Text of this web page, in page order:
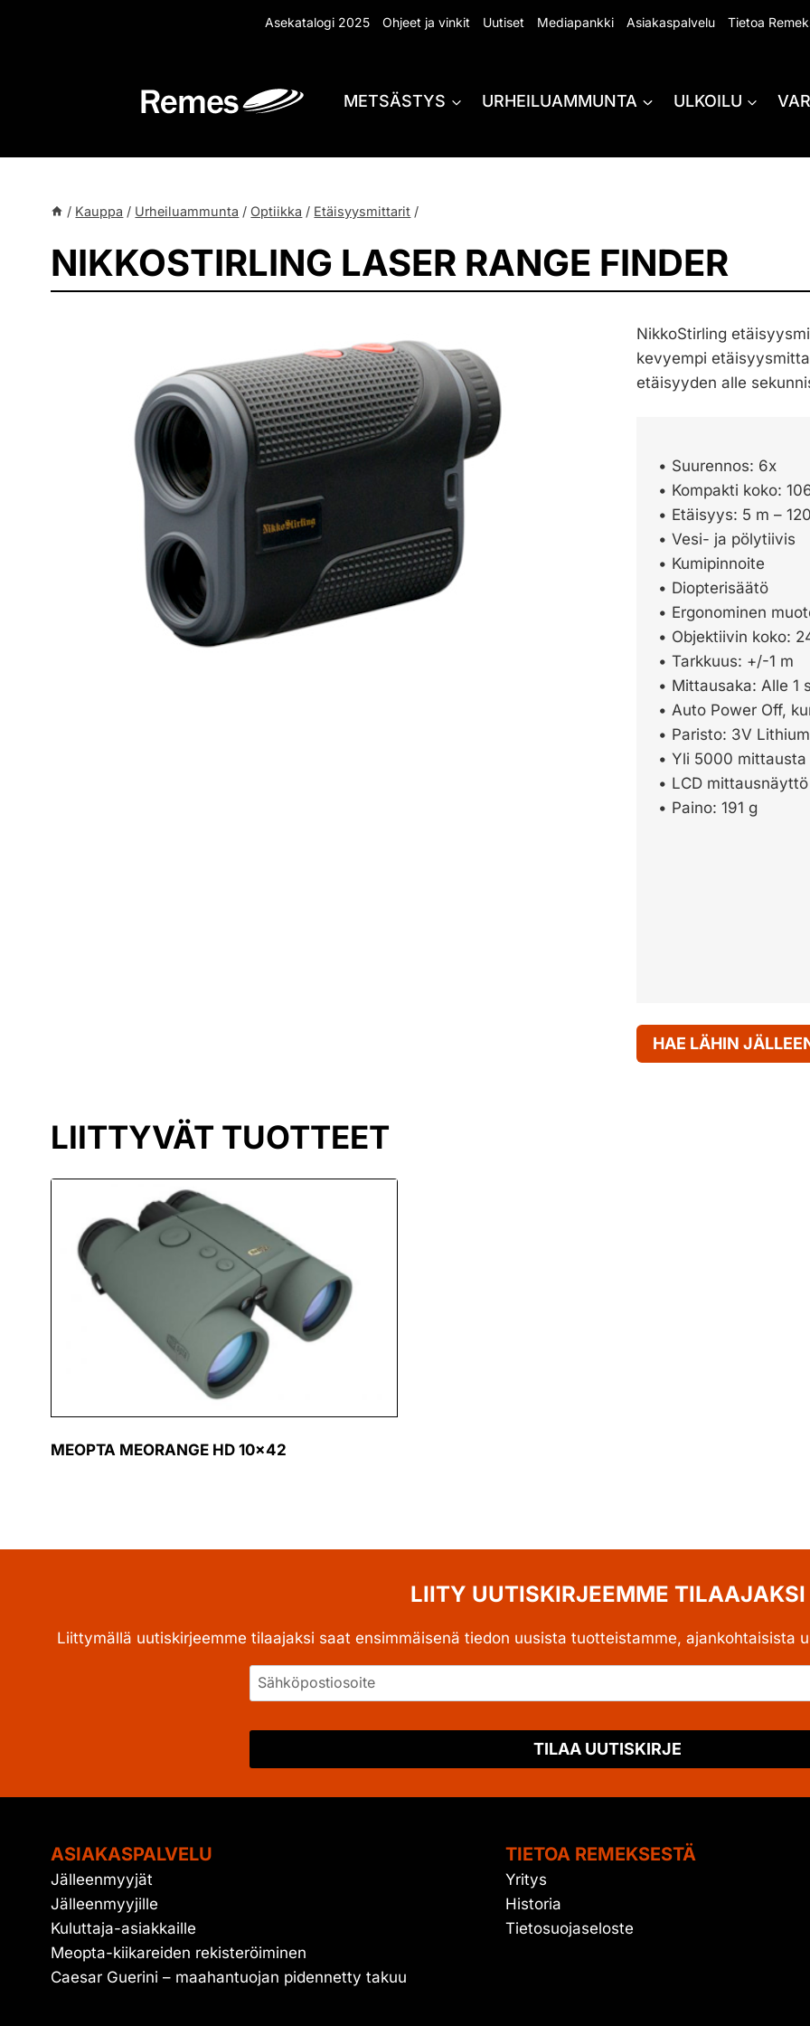
Asekatalogi 2025 Ohjeet ja vinkit Uutiset Mediapankki Asiakaspalvelu Tietoa
METSÄSTYS URHEILUAMMUNTA ULKOILU
/ Kauppa / Urheiluammunta / Optiikka / Etäisyysmittarit /
NIKKOSTIRLING LASER RANGE FINDER
NikkoStirling
kevyempi
etäisyyden alle
• Suurennos: 6x
• Kompakti koko:
• Etäisyys: 5 m –
• Vesi- ja pölytiivis
• Kumipinnoite
• Diopterisäätö
• Ergonominen
• Objektiivin koko:
• Tarkkuus: +/-1 m
• Mittausaka: Alle 1
• Auto Power Off,
• Paristo: 3V
• Yli 5000 mittausta
• LCD mittausnäyttö
• Paino: 191 g
HAE LÄHIN
LIITTYVÄT TUOTTEET
MEOPTA MEORANGE HD 10×42
LIITY UUTISKIRJEEMME TILAAJAKSI
Liittymällä uutiskirjeemme tilaajaksi saat ensimmäisenä tiedon uusista tuotteistamme, ajankohtaisista
TILAA UUTISKIRJE
ASIAKASPALVELU
Jälleenmyyjät
Jälleenmyyjille
Kuluttaja-asiakkaille
Meopta-kiikareiden rekisteröiminen
Caesar Guerini – maahantuojan pidennetty takuu
TIETOA REMEKSESTÄ
Yritys
Historia
Tietosuojaseloste